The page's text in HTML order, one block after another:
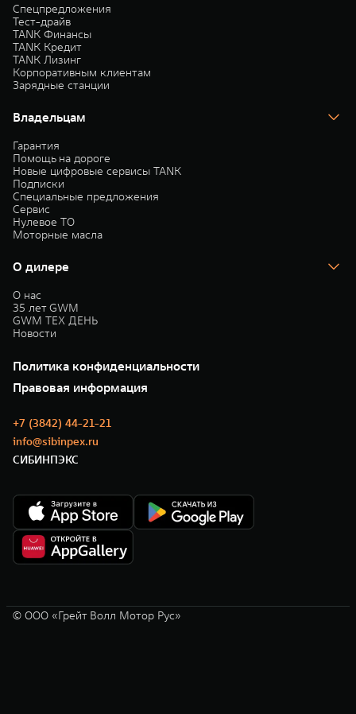
Спецпредложения
Тест-драйв
TANK Финансы
TANK Кредит
TANK Лизинг
Корпоративным клиентам
Зарядные станции
Владельцам
Гарантия
Помощь на дороге
Новые цифровые сервисы TANK
Подписки
Специальные предложения
Сервис
Нулевое ТО
Моторные масла
О дилере
О нас
35 лет GWM
GWM ТЕХ ДЕНЬ
Новости
Политика конфиденциальности
Правовая информация
+7 (3842) 44-21-21
info@sibinpex.ru
СИБИНПЭКС
© ООО «Грейт Волл Мотор Рус»